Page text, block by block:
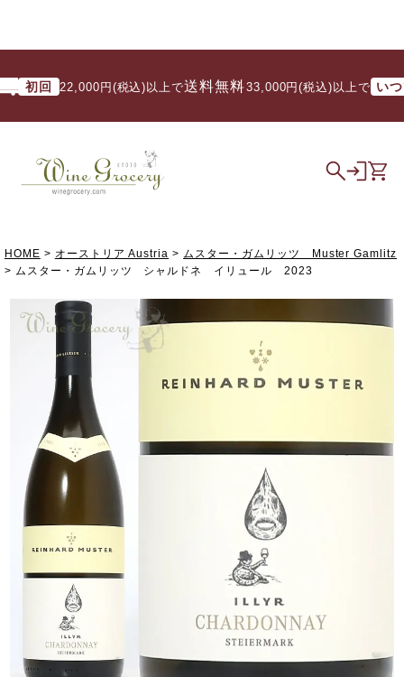
回 22,000円(税込)以上で送料無料/ 33,000円(税込)以上で いつでも
HOME オーストリア Austria
ムスター・ガムリッツ Muster Gamlitz
ムスター・ガムリッツ シャルドネ イリュール 2023